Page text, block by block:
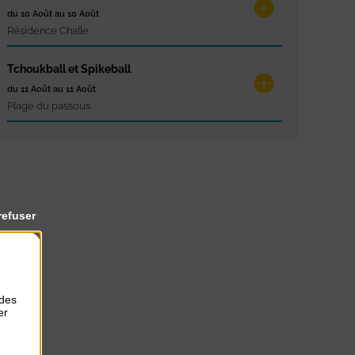
du 10 Août au 10 Août
Résidence Challe
Tchoukball et Spikeball
du 11 Août au 11 Août
Plage du passous